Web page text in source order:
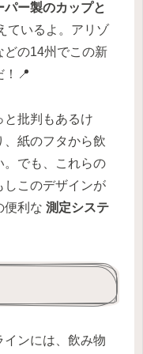
ー製のカップと
ているよ。アリゾ
どの14州でこの新
！📍
と批判もあるけ
、紙のフタから飲
。でも、これらの
しこのデザインが
便利な 測定システ
インには、飲み物